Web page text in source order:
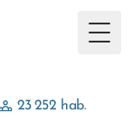
23 252 hab.